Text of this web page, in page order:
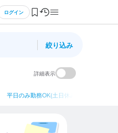
ログイン
絞り込み
詳細表示
平日のみ勤務OK(土日休み)